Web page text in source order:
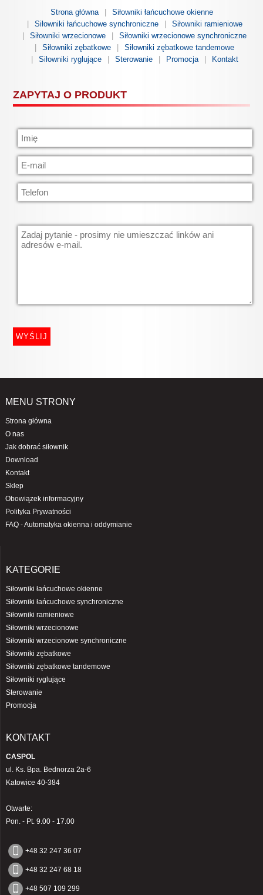
Strona główna
Siłowniki łańcuchowe okienne
Siłowniki łańcuchowe synchroniczne
Siłowniki ramieniowe
Siłowniki wrzecionowe
Siłowniki wrzecionowe synchroniczne
Siłowniki zębatkowe
Siłowniki zębatkowe tandemowe
Siłowniki ryglujące
Sterowanie Promocja Kontakt
ZAPYTAJ O PRODUKT
MENU STRONY
Strona główna
O nas
Jak dobrać siłownik
Download
Kontakt
Sklep
Obowiązek informacyjny
Polityka Prywatności
FAQ - Automatyka okienna i oddymianie
KATEGORIE
Siłowniki łańcuchowe okienne
Siłowniki łańcuchowe synchroniczne
Siłowniki ramieniowe
Siłowniki wrzecionowe
Siłowniki wrzecionowe synchroniczne
Siłowniki zębatkowe
Siłowniki zębatkowe tandemowe
Siłowniki ryglujące
Sterowanie
Promocja
KONTAKT
CASPOL
ul. Ks. Bpa. Bednorza 2a-6
Katowice 40-384
Otwarte:
Pon. - Pt. 9.00 - 17.00
+48 32 247 36 07
+48 32 247 68 18
+48 507 109 299